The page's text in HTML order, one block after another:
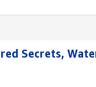
Secrets,